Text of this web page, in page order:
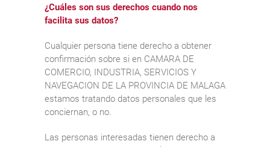
¿Cuáles son sus derechos cuando nos
facilita sus datos?
Cualquier persona tiene derecho a obtener
confirmación sobre si en CAMARA DE
COMERCIO, INDUSTRIA, SERVICIOS Y
NAVEGACION DE LA PROVINCIA DE MALAGA
estamos tratando datos personales que les
conciernan, o no.
Las personas interesadas tienen derecho a